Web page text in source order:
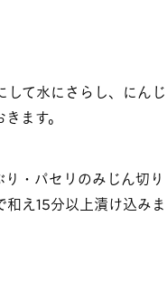
して水にさらし、にんじ
ます。
り・パセリのみじん切り
え15分以上漬け込みま